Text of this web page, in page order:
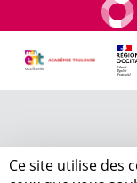
Ce site utilise des